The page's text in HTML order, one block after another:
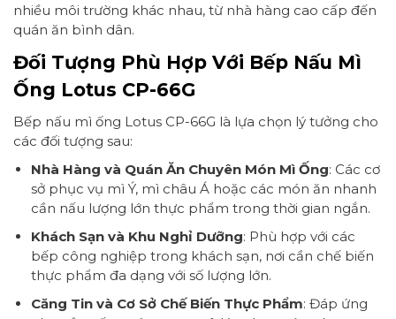
nhiều môi trường khác nhau, từ nhà hàng cao cấp đến
quán ăn bình dân.
Đối Tượng Phù Hợp Với Bếp Nấu Mì
Ống Lotus CP-66G
Bếp nấu mì ống Lotus CP-66G là lựa chọn lý tưởng cho
các đối tượng sau:
Nhà Hàng và Quán Ăn Chuyên Món Mì Ống: Các cơ
sở phục vụ mì Ý, mì châu Á hoặc các món ăn nhanh
cần nấu lượng lớn thực phẩm trong thời gian ngắn.
Khách Sạn và Khu Nghỉ Dưỡng: Phù hợp với các
bếp công nghiệp trong khách sạn, nơi cần chế biến
thực phẩm đa dạng với số lượng lớn.
Căng Tin và Cơ Sở Chế Biến Thực Phẩm: Đáp ứng